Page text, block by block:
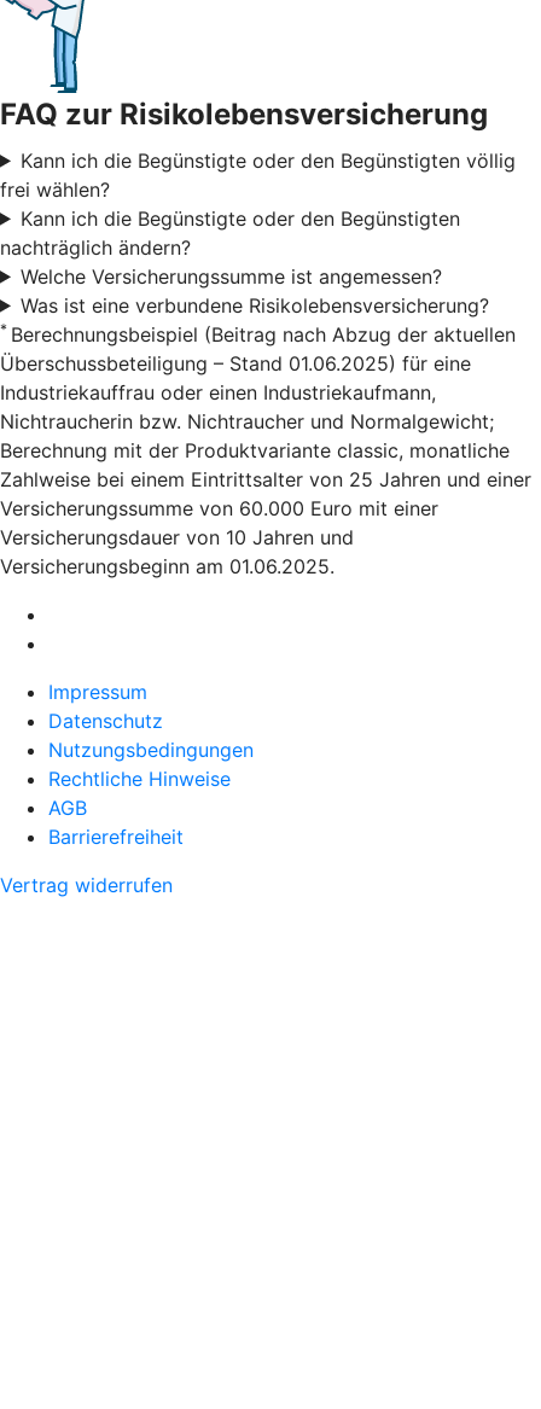
FAQ zur Risikolebensversicherung
Kann ich die Begünstigte oder den Begünstigten völlig
frei wählen?
Kann ich die Begünstigte oder den Begünstigten
nachträglich ändern?
Welche Versicherungssumme ist angemessen?
Was ist eine verbundene Risikolebensversicherung?
* Berechnungsbeispiel (Beitrag nach Abzug der aktuellen
Überschussbeteiligung – Stand 01.06.2025) für eine
Industriekauffrau oder einen Industriekaufmann,
Nichtraucherin bzw. Nichtraucher und Normalgewicht;
Berechnung mit der Produktvariante classic, monatliche
Zahlweise bei einem Eintrittsalter von 25 Jahren und einer
Versicherungssumme von 60.000 Euro mit einer
Versicherungsdauer von 10 Jahren und
Versicherungsbeginn am 01.06.2025.
Impressum
Datenschutz
Nutzungsbedingungen
Rechtliche Hinweise
AGB
Barrierefreiheit
Vertrag widerrufen